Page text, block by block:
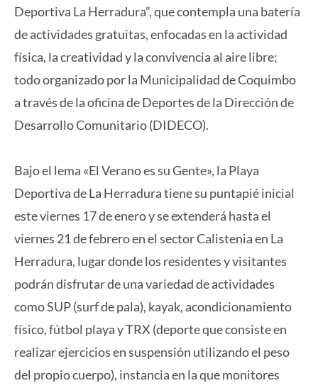
Deportiva La Herradura”, que contempla una batería
de actividades gratuitas, enfocadas en la actividad
física, la creatividad y la convivencia al aire libre;
todo organizado por la Municipalidad de Coquimbo
a través de la oficina de Deportes de la Dirección de
Desarrollo Comunitario (DIDECO).
Bajo el lema «El Verano es su Gente», la Playa
Deportiva de La Herradura tiene su puntapié inicial
este viernes 17 de enero y se extenderá hasta el
viernes 21 de febrero en el sector Calistenia en La
Herradura, lugar donde los residentes y visitantes
podrán disfrutar de una variedad de actividades
como SUP (surf de pala), kayak, acondicionamiento
físico, fútbol playa y TRX (deporte que consiste en
realizar ejercicios en suspensión utilizando el peso
del propio cuerpo), instancia en la que monitores